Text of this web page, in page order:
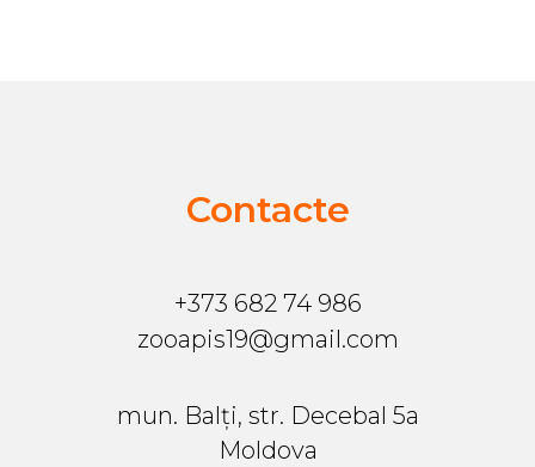
Contacte
+373 682 74 986
zooapis19@gmail.com
mun. Balți, str. Decebal 5a
Moldova